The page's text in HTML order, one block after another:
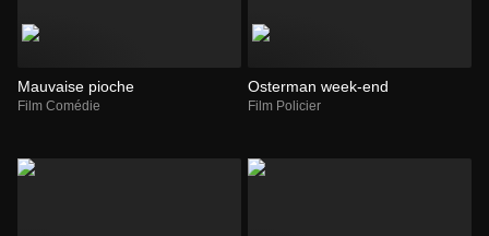
Mauvaise pioche
Film Comédie
Osterman week-end
Film Policier